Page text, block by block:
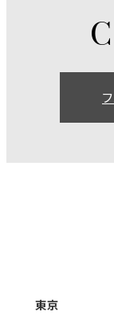
東京